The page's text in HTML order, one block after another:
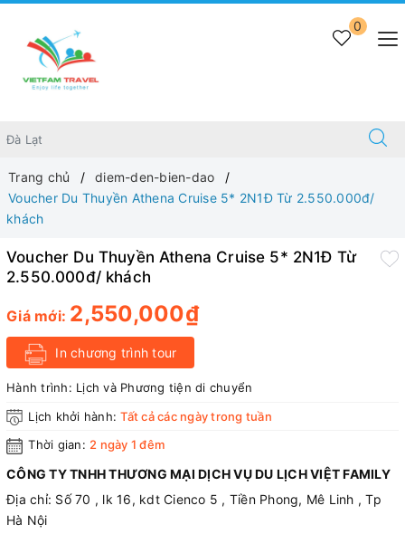
0
Trang chủ
diem-den-bien-dao
Voucher Du Thuyền Athena Cruise 5* 2N1Đ Từ 2.550.000đ/
khách
Voucher Du Thuyền Athena Cruise 5* 2N1Đ Từ
2.550.000đ/ khách
Giá mới: 2,550,000₫
In chương trình tour
Hành trình: Lịch và Phương tiện di chuyển
Lịch khởi hành:Tất cả các ngày trong tuần
Thời gian: 2 ngày 1 đêm
CÔNG TY TNHH THƯƠNG MẠI DỊCH VỤ DU LỊCH VIỆT FAMILY
Địa chỉ: Số 70 , lk 16, kdt Cienco 5 , Tiền Phong, Mê Linh , Tp
Hà Nội